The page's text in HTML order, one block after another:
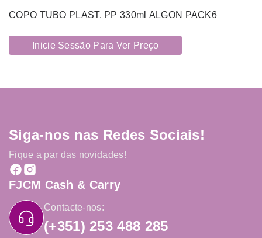
COPO TUBO PLAST. PP 330ml ALGON PACK6
Inicie Sessão Para Ver Preço
Siga-nos nas Redes Sociais!
Fique a par das novidades!
FJCM Cash & Carry
Contacte-nos:
(+351) 253 488 285